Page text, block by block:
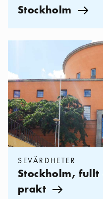
Stockholm Pil
Sevärdheter,
SEVÄRDHETER
Stockholm, fullt
prakt Pil ikon